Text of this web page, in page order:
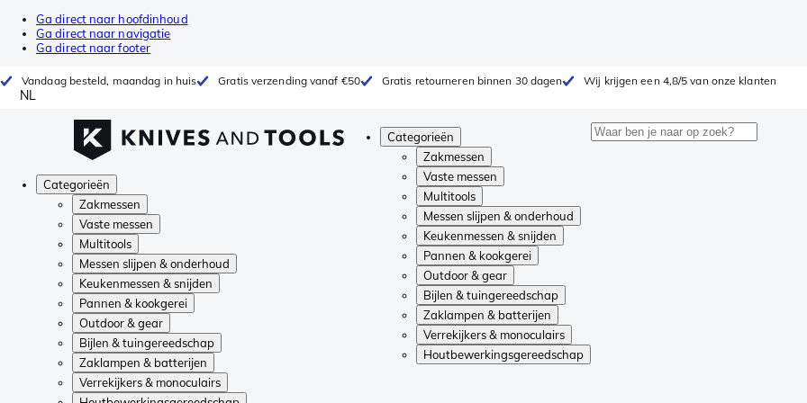
Ga direct naar hoofdinhoud
Ga direct naar navigatie
Ga direct naar footer
Vandaag besteld, maandag in huis Gratis verzending vanaf €50 Gratis retourneren binnen 30 dagen Wij krijgen een 4,8/5 van onze klanten
NL
Categorieën
Zakmessen
Vaste messen
Multitools
Messen slijpen & onderhoud
Keukenmessen & snijden
Pannen & kookgerei
Outdoor & gear
Bijlen & tuingereedschap
Zaklampen & batterijen
Verrekijkers & monoculairs
Houtbewerkingsgereedschap
Categorieën
Zakmessen
Vaste messen
Multitools
Messen slijpen & onderhoud
Keukenmessen & snijden
Pannen & kookgerei
Outdoor & gear
Bijlen & tuingereedschap
Zaklampen & batterijen
Verrekijkers & monoculairs